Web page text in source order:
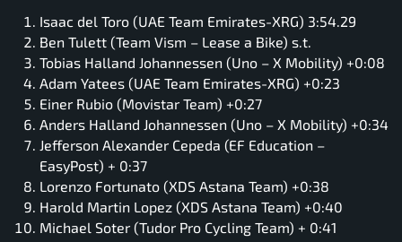
Isaac del Toro (UAE Team Emirates-XRG) 3:54.29
Ben Tulett (Team Vism – Lease a Bike) s.t.
Tobias Halland Johannessen (Uno – X Mobility) +0:08
Adam Yatees (UAE Team Emirates-XRG) +0:23
Einer Rubio (Movistar Team) +0:27
Anders Halland Johannessen (Uno – X Mobility) +0:34
Jefferson Alexander Cepeda (EF Education –
EasyPost) + 0:37
Lorenzo Fortunato (XDS Astana Team) +0:38
Harold Martin Lopez (XDS Astana Team) +0:40
Michael Soter (Tudor Pro Cycling Team) + 0:41